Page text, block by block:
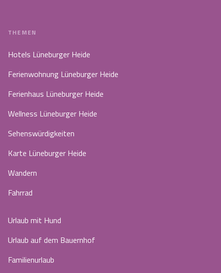
THEMEN
Hotels Lüneburger Heide
Ferienwohnung Lüneburger Heide
Ferienhaus Lüneburger Heide
Wellness Lüneburger Heide
Sehenswürdigkeiten
Karte Lüneburger Heide
Wandern
Fahrrad
Urlaub mit Hund
Urlaub auf dem Bauernhof
Familienurlaub